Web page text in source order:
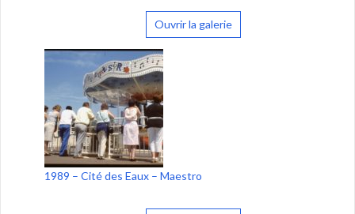
Ouvrir la galerie
1989 – Cité des Eaux – Maestro